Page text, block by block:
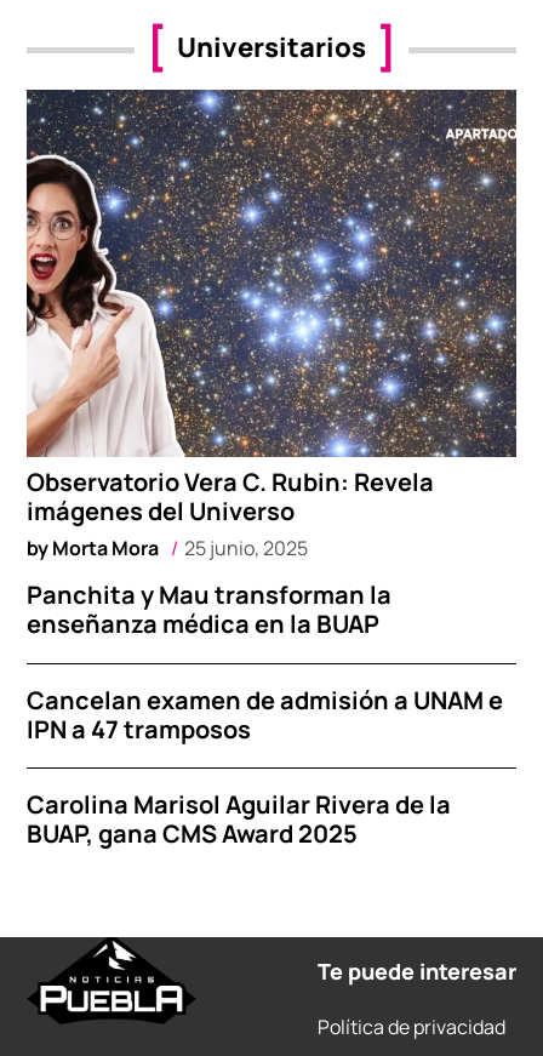
Universitarios
Observatorio Vera C. Rubin: Revela
imágenes del Universo
byMorta Mora 25 junio, 2025
Panchita y Mau transforman la
enseñanza médica en la BUAP
Cancelan examen de admisión a UNAM e
IPN a 47 tramposos
Carolina Marisol Aguilar Rivera de la
BUAP, gana CMS Award 2025
Te puede interesar
Política de privacidad